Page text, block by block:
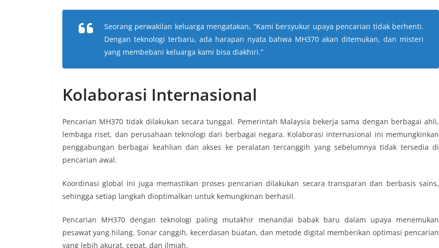
Seorang perwakilan keluarga mengatakan, “Kami bersyukur upaya pencarian tidak berhenti.
Dengan teknologi terbaru, ada harapan nyata bahwa MH370 akan ditemukan, dan misteri
yang membebani keluarga kami bisa diakhiri.”
Kolaborasi Internasional
Pencarian MH370 tidak dilakukan secara tunggal. Pemerintah Malaysia bekerja sama dengan berbagai ahli,
lembaga riset, dan perusahaan teknologi dari berbagai negara. Kolaborasi internasional ini memungkinkan
penggabungan berbagai keahlian dan akses ke peralatan tercanggih yang sebelumnya tidak tersedia di
pencarian awal.
Koordinasi global ini juga memastikan proses pencarian dilakukan secara transparan dan berbasis sains,
sehingga setiap langkah dioptimalkan untuk kemungkinan berhasil.
Pencarian MH370 dengan teknologi paling mutakhir menandai babak baru dalam upaya menemukan
pesawat yang hilang. Sonar canggih, kecerdasan buatan, dan metode digital memberikan optimasi pencarian
yang lebih akurat, cepat, dan ilmiah.